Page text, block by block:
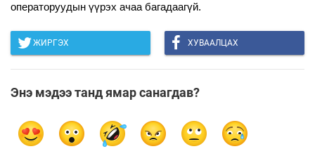
операторуудын үүрэх ачаа багадаагүй.
ЖИРГЭХ ХУВААЛЦАХ
Энэ мэдээ танд ямар санагдав?